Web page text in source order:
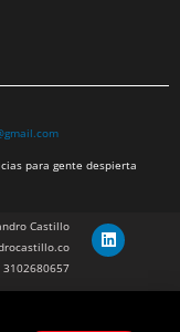
para gente despierta
Castillo
3102680657
Verano